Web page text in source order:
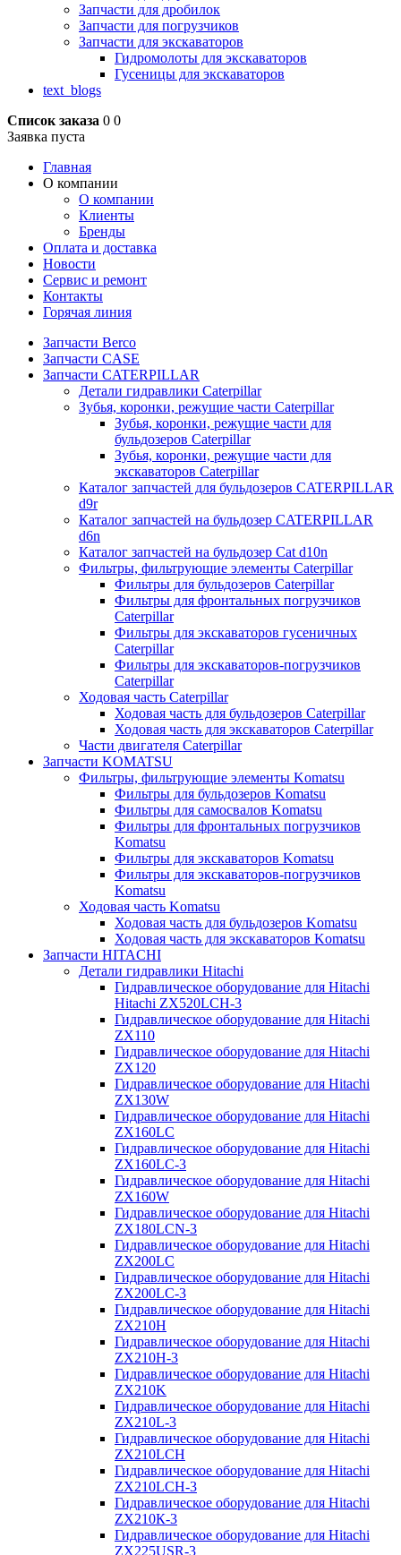
Запчасти для дробилок
Запчасти для погрузчиков
Запчасти для экскаваторов
Гидромолоты для экскаваторов
Гусеницы для экскаваторов
text_blogs
Список заказа 0 0
Заявка пуста
Главная
О компании
О компании
Клиенты
Бренды
Оплата и доставка
Новости
Сервис и ремонт
Контакты
Горячая линия
Запчасти Berco
Запчасти CASE
Запчасти CATERPILLAR
Детали гидравлики Caterpillar
Зубья, коронки, режущие части Caterpillar
Зубья, коронки, режущие части для
бульдозеров Caterpillar
Зубья, коронки, режущие части для
экскаваторов Caterpillar
Каталог запчастей для бульдозеров CATERPILLAR
d9r
Каталог запчастей на бульдозер CATERPILLAR
d6n
Каталог запчастей на бульдозер Сat d10n
Фильтры, фильтрующие элементы Caterpillar
Фильтры для бульдозеров Caterpillar
Фильтры для фронтальных погрузчиков
Caterpillar
Фильтры для экскаваторов гусеничных
Caterpillar
Фильтры для экскаваторов-погрузчиков
Caterpillar
Ходовая часть Caterpillar
Ходовая часть для бульдозеров Caterpillar
Ходовая часть для экскаваторов Caterpillar
Части двигателя Caterpillar
Запчасти KOMATSU
Фильтры, фильтрующие элементы Komatsu
Фильтры для бульдозеров Komatsu
Фильтры для самосвалов Komatsu
Фильтры для фронтальных погрузчиков
Komatsu
Фильтры для экскаваторов Komatsu
Фильтры для экскаваторов-погрузчиков
Komatsu
Ходовая часть Komatsu
Ходовая часть для бульдозеров Komatsu
Ходовая часть для экскаваторов Komatsu
Запчасти HITACHI
Детали гидравлики Hitachi
Гидравлическое оборудование для Hitachi
Hitachi ZX520LCH-3
Гидравлическое оборудование для Hitachi
ZX110
Гидравлическое оборудование для Hitachi
ZX120
Гидравлическое оборудование для Hitachi
ZX130W
Гидравлическое оборудование для Hitachi
ZX160LC
Гидравлическое оборудование для Hitachi
ZX160LC-3
Гидравлическое оборудование для Hitachi
ZX160W
Гидравлическое оборудование для Hitachi
ZX180LCN-3
Гидравлическое оборудование для Hitachi
ZX200LC
Гидравлическое оборудование для Hitachi
ZX200LC-3
Гидравлическое оборудование для Hitachi
ZX210H
Гидравлическое оборудование для Hitachi
ZX210H-3
Гидравлическое оборудование для Hitachi
ZX210K
Гидравлическое оборудование для Hitachi
ZX210L-3
Гидравлическое оборудование для Hitachi
ZX210LCH
Гидравлическое оборудование для Hitachi
ZX210LCH-3
Гидравлическое оборудование для Hitachi
ZX210К-3
Гидравлическое оборудование для Hitachi
ZX225USR-3